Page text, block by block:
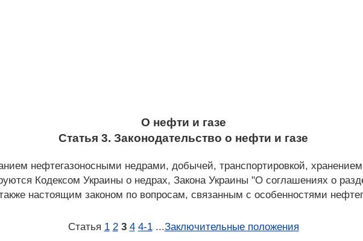
О нефти и газе
Статья 3. Законодательство о нефти и газе
нефтегазоносными недрами, добычей, транспортировкой,
Кодексом Украины о недрах, Закона Украины "О соглашениях о
настоящим законом по вопросам, связанным с особенностями
Статья 1 2 3 4 4‑1 ...Заключительные положения